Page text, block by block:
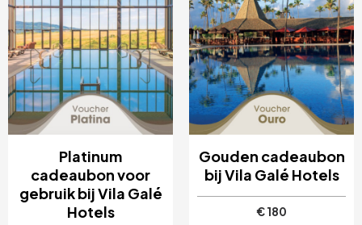
Platinum
cadeaubon voor
gebruik bij Vila Galé
Hotels
Gouden cadeaubon
bij Vila Galé Hotels
€ 180